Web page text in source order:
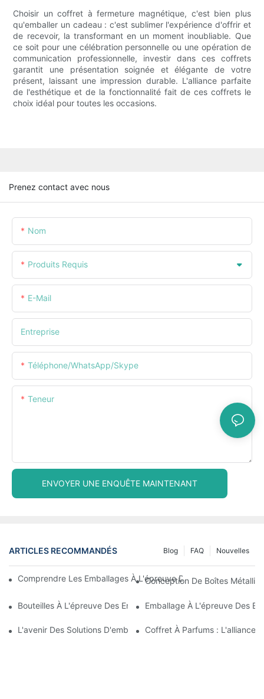
Choisir un coffret à fermeture magnétique, c'est bien plus
qu'emballer un cadeau : c'est sublimer l'expérience d'offrir et
de recevoir, la transformant en un moment inoubliable. Que
ce soit pour une célébration personnelle ou une opération de
communication professionnelle, investir dans ces coffrets
garantit une présentation soignée et élégante de votre
présent, laissant une impression durable. L'alliance parfaite
de l'esthétique et de la fonctionnalité fait de ces coffrets le
choix idéal pour toutes les occasions.
Prenez contact avec nous
Nom
Produits Requis
E-Mail
Entreprise
Téléphone/WhatsApp/Skype
Teneur
ENVOYER UNE ENQUÊTE MAINTENANT
ARTICLES RECOMMANDÉS Nouvelles
FAQ
Blog
Comprendre Les Emballages À L'épreuve Des Enfants :
Conception De Boîtes
Bouteilles À L'épreuve Des Enfants : Ce Que Vous Devez
Emballage À L'épreuve Des
L'avenir Des Solutions D'emballage À L'épreuve Des Enfants
Coffret À Parfums : L'alliance